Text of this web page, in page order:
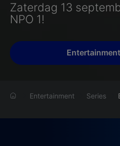
Zaterdag 13
NPO 1!
Entertainment Series